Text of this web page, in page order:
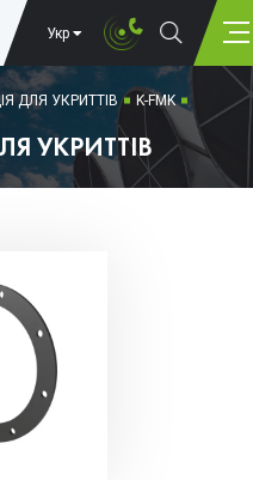
Укр
ДЛЯ УКРИТТІВ K-FMK
УКРИТТІВ